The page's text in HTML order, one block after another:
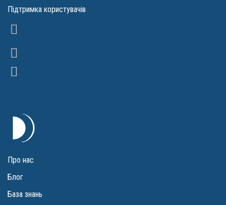
Підтримка користувачів
Про нас
Блог
База знань